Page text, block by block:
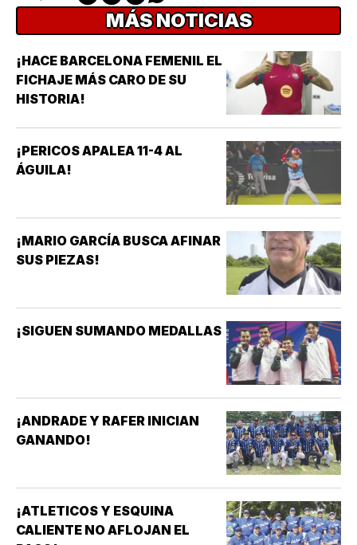
MÁS NOTICIAS
¡HACE BARCELONA FEMENIL EL
FICHAJE MÁS CARO DE SU
HISTORIA!
¡PERICOS APALEA 11-4 AL
ÁGUILA!
¡MARIO GARCÍA BUSCA AFINAR
SUS PIEZAS!
¡SIGUEN SUMANDO MEDALLAS
¡ANDRADE Y RAFER INICIAN
GANANDO!
¡ATLETICOS Y ESQUINA
CALIENTE NO AFLOJAN EL